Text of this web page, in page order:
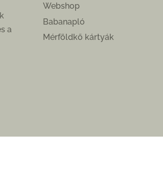
a
Webshop
Babanapló
Mérföldkő kártyák